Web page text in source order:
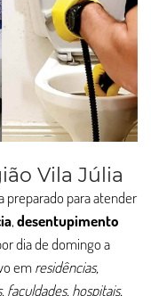
Vila Júlia
preparado para atender
,desentupimento
dia de domingo a
emresidências,
faculdades, hospitais,